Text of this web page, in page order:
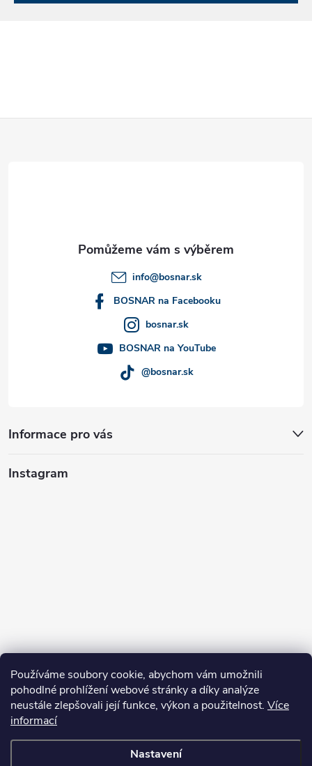
Používáme soubory cookie, abychom vám umožnili
pohodlné prohlížení webové stránky a díky analýze
neustále zlepšovali její funkce, výkon a použitelnost. Více
informací
Nastavení
Informace pro vás
info@bosnar.sk
BOSNAR na Facebooku
bosnar.sk
BOSNAR na YouTube
@bosnar.sk
Instagram